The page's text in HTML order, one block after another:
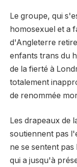
Le groupe, qui
homosexuel et a
d'Angleterre
enfants trans du
de la fierté à
totalement
de renommée
Les drapeaux de
soutiennent pas
ne se sentent
qui a jusqu'à